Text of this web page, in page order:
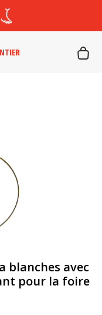
blanches avec
pour la foire